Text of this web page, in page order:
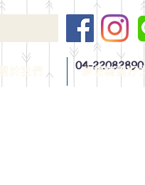
04-22082890
關於我們 夢想精選好文